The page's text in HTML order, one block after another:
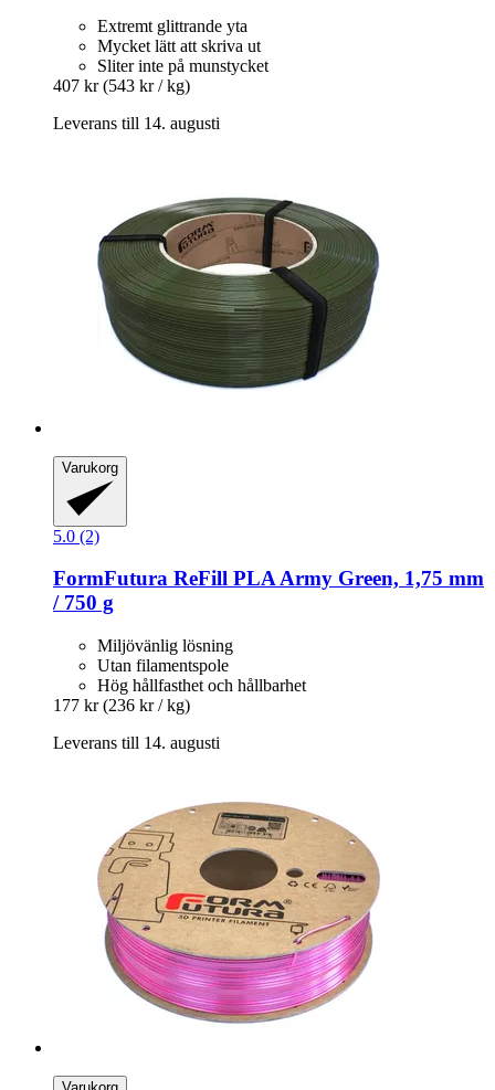
Extremt glittrande yta
Mycket lätt att skriva ut
Sliter inte på munstycket
407 kr (543 kr / kg)
Leverans till 14. augusti
Varukorg
5.0 (2)
FormFutura ReFill PLA Army Green, 1,75 mm
/ 750 g
Miljövänlig lösning
Utan filamentspole
Hög hållfasthet och hållbarhet
177 kr (236 kr / kg)
Leverans till 14. augusti